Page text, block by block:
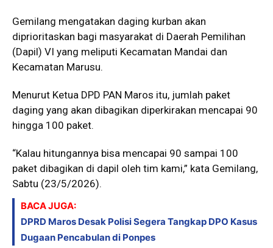
Gemilang mengatakan daging kurban akan
diprioritaskan bagi masyarakat di Daerah Pemilihan
(Dapil) VI yang meliputi Kecamatan Mandai dan
Kecamatan Marusu.
Menurut Ketua DPD PAN Maros itu, jumlah paket
daging yang akan dibagikan diperkirakan mencapai 90
hingga 100 paket.
“Kalau hitungannya bisa mencapai 90 sampai 100
paket dibagikan di dapil oleh tim kami,” kata Gemilang,
Sabtu (23/5/2026).
BACA JUGA:
DPRD Maros Desak Polisi Segera Tangkap DPO Kasus
Dugaan Pencabulan di Ponpes